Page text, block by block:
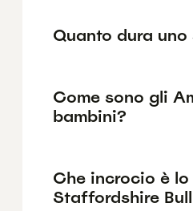
Quanto dura
Come sono gli
bambini?
Che incrocio è lo
Staffordshire